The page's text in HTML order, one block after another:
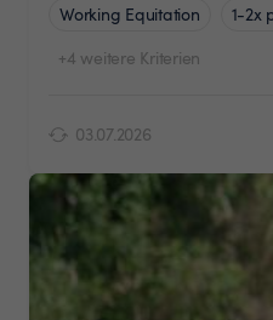
Working Equitation 1-2x
+4 weitere Kriterien
03.07.2026